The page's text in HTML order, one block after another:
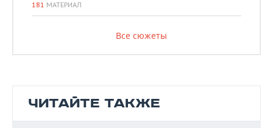
181 МАТЕРИАЛ
Все сюжеты
ЧИТАЙТЕ ТАКЖЕ